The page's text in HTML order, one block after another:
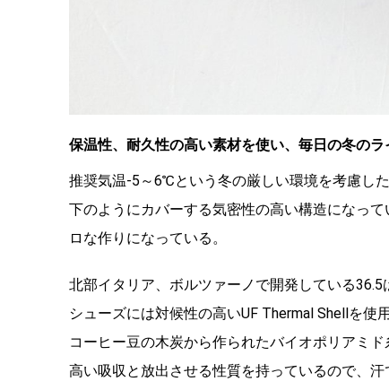
保温性、耐久性の高い素材を使い、毎日の冬のラ
推奨気温-5～6℃という冬の厳しい環境を考慮し
下のようにカバーする気密性の高い構造になっ
ロな作りになっている。
北部イタリア、ボルツァーノで開発している
シューズには対候性の高いUF Thermal Shellを
コーヒー豆の木炭から作られたバイオポリアミ
高い吸収と放出させる性質を持っているので、汗